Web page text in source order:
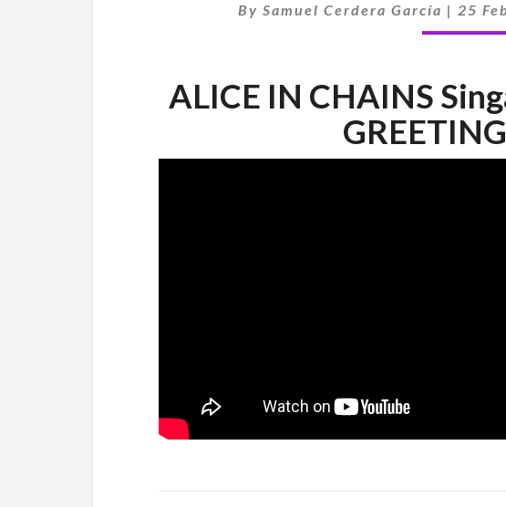
By Samuel Cerdera García | 25
ALICE IN CHAINS